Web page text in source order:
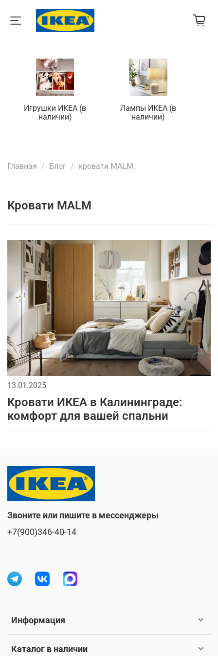
Игрушки ИКЕА (в
наличии)
Лампы ИКЕА (в
наличии)
Главная Блог кровати MALM
кровати MALM
13.01.2025
Кровати ИКЕА в Калининграде:
комфорт для вашей спальни
Информация
Каталог в наличии
Звоните или пишите в мессенджеры
+7(900)346-40-14